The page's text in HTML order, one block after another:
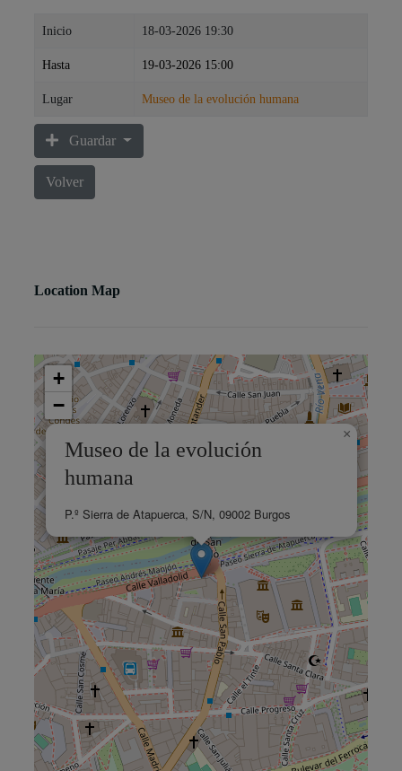
Inicio 18-03-2026 19:30
Hasta 19-03-2026 15:00
Lugar Museo de la evolución humana
Guardar
Volver
Location Map
Museo de la evolución
humana
P.º Sierra de Atapuerca, S/N, 09002 Burgos
×
+
−